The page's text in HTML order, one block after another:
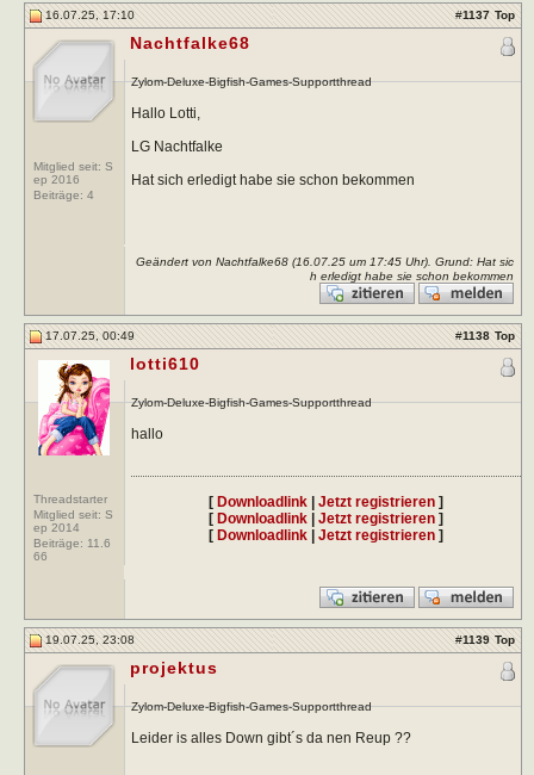
16.07.25, 17:10 #1137 Top
Mitglied seit: S
ep 2016
Beiträge: 4
Nachtfalke68
Zylom-Deluxe-Bigfish-Games-Supportthread
Hallo Lotti,
LG Nachtfalke
Hat sich erledigt habe sie schon bekommen
Geändert von Nachtfalke68 (16.07.25 um 17:45Uhr). Grund: Hat sic
h erledigt habe sie schon bekommen
17.07.25, 00:49 #1138 Top
Threadstarter
Mitglied seit: S
ep 2014
Beiträge: 11.6
66
lotti610
Zylom-Deluxe-Bigfish-Games-Supportthread
hallo
[ Downloadlink| Jetzt registrieren]
[ Downloadlink| Jetzt registrieren]
[ Downloadlink| Jetzt registrieren]
19.07.25, 23:08 #1139 Top
projektus
Zylom-Deluxe-Bigfish-Games-Supportthread
Leider is alles Down gibt´s da nen Reup ??